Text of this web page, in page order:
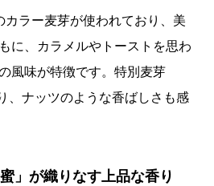
カラー麦芽が使われており、美
に、カラメルやトーストを思わ
風味が特徴です。特別麦芽
、ナッツのような香ばしさも感
」が織りなす上品な香り